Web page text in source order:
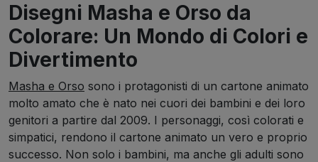
Disegni Masha e Orso da
Colorare: Un Mondo di Colori e
Divertimento
Masha e Orso sono i protagonisti di un cartone animato
molto amato che è nato nei cuori dei bambini e dei loro
genitori a partire dal 2009. I personaggi, così colorati e
simpatici, rendono il cartone animato un vero e proprio
successo. Non solo i bambini, ma anche gli adulti sono